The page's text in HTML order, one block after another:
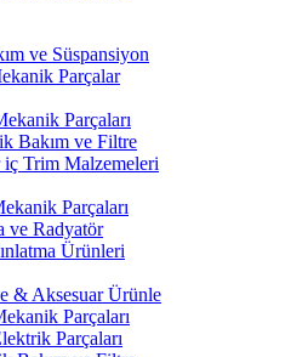
ve Süspansiyon
Parçalar
Parçaları
Bakım ve Filtre
Trim Malzemeleri
Parçaları
ve Radyatör
Ürünleri
& Aksesuar Ürünle
Parçaları
Parçaları